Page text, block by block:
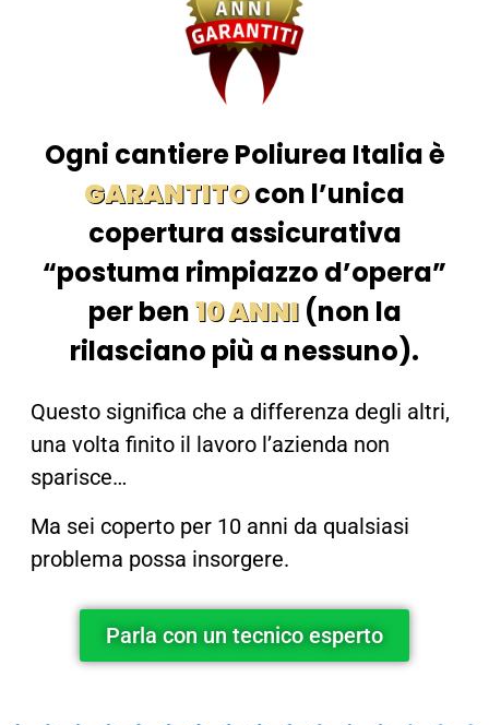
Ogni cantiere Poliurea Italia è
GARANTITOcon l’unica
copertura assicurativa
“postuma rimpiazzo d’opera”
per ben10 ANNI(non la
rilasciano più a nessuno).
Questo significa che a differenza degli altri,
una volta finito il lavoro l’azienda non
sparisce…
Ma sei coperto per 10 anni da qualsiasi
problema possa insorgere.
Parla con un tecnico esperto